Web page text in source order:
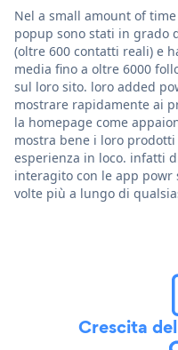
Nel a small amount of
popup sono stati in grado
(oltre 600 contatti reali) e
media fino a oltre 6000
sul loro sito. loro added
mostrare rapidamente ai
la homepage come
mostra bene i loro
esperienza in loco. infatti
interagito con le app powr
volte più a lungo di
Crescita